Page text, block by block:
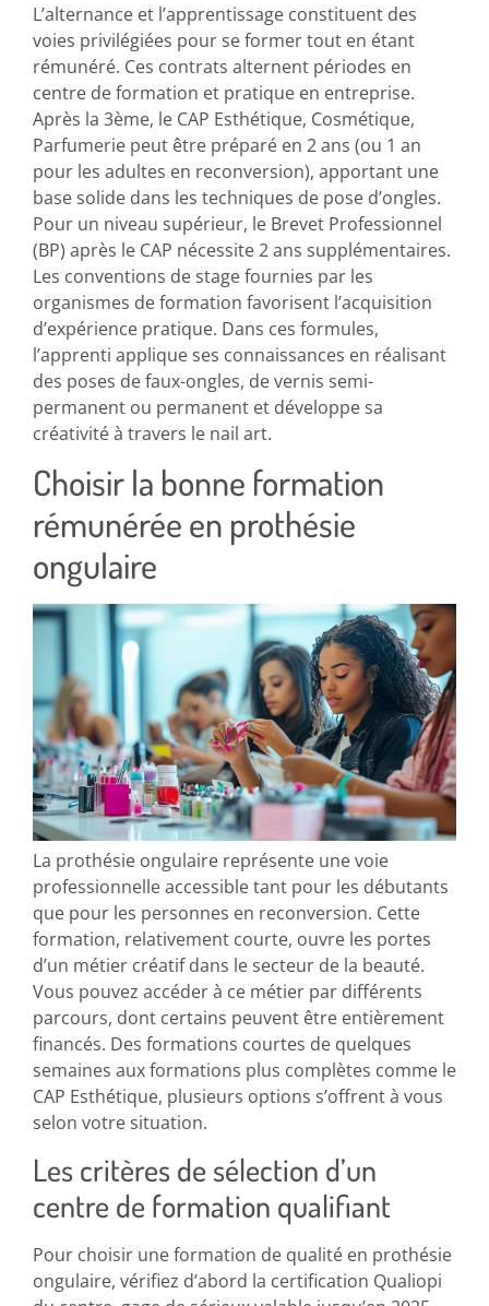
L’alternance et l’apprentissage constituent des
voies privilégiées pour se former tout en étant
rémunéré. Ces contrats alternent périodes en
centre de formation et pratique en entreprise.
Après la 3ème, le CAP Esthétique, Cosmétique,
Parfumerie peut être préparé en 2 ans (ou 1 an
pour les adultes en reconversion), apportant une
base solide dans les techniques de pose d’ongles.
Pour un niveau supérieur, le Brevet Professionnel
(BP) après le CAP nécessite 2 ans supplémentaires.
Les conventions de stage fournies par les
organismes de formation favorisent l’acquisition
d’expérience pratique. Dans ces formules,
l’apprenti applique ses connaissances en réalisant
des poses de faux-ongles, de vernis semi-
permanent ou permanent et développe sa
créativité à travers le nail art.
Choisir la bonne formation
rémunérée en prothésie
ongulaire
La prothésie ongulaire représente une voie
professionnelle accessible tant pour les débutants
que pour les personnes en reconversion. Cette
formation, relativement courte, ouvre les portes
d’un métier créatif dans le secteur de la beauté.
Vous pouvez accéder à ce métier par différents
parcours, dont certains peuvent être entièrement
financés. Des formations courtes de quelques
semaines aux formations plus complètes comme le
CAP Esthétique, plusieurs options s’offrent à vous
selon votre situation.
Les critères de sélection d’un
centre de formation qualifiant
Pour choisir une formation de qualité en prothésie
ongulaire, vérifiez d’abord la certification Qualiopi